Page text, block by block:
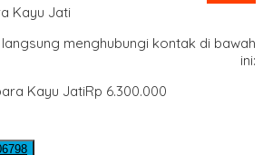
Kayu Jati
menghubungi kontak di bawah
ini:
Rp 6.300.000